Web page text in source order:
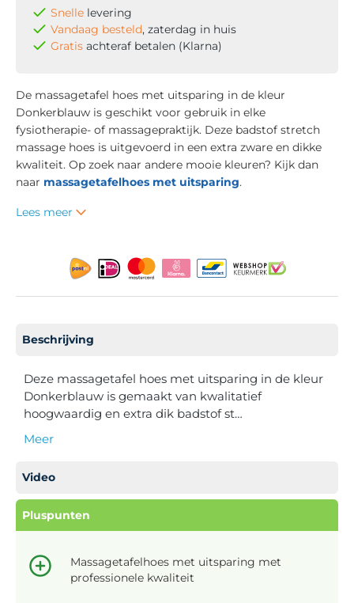
Snelle levering
Vandaag besteld, zaterdag in huis
Gratis achteraf betalen (Klarna)
De massagetafel hoes met uitsparing in de kleur
Donkerblauw is geschikt voor gebruik in elke
fysiotherapie- of massagepraktijk. Deze badstof stretch
massage hoes is uitgevoerd in een extra zware en dikke
kwaliteit. Op zoek naar andere mooie kleuren? Kijk dan
naar massagetafelhoes met uitsparing.
Lees meer
Beschrijving
Deze massagetafel hoes met uitsparing in de kleur
Donkerblauw is gemaakt van kwalitatief
hoogwaardig en extra dik badstof st…
Meer
Video
Pluspunten
Massagetafelhoes met uitsparing met
professionele kwaliteit